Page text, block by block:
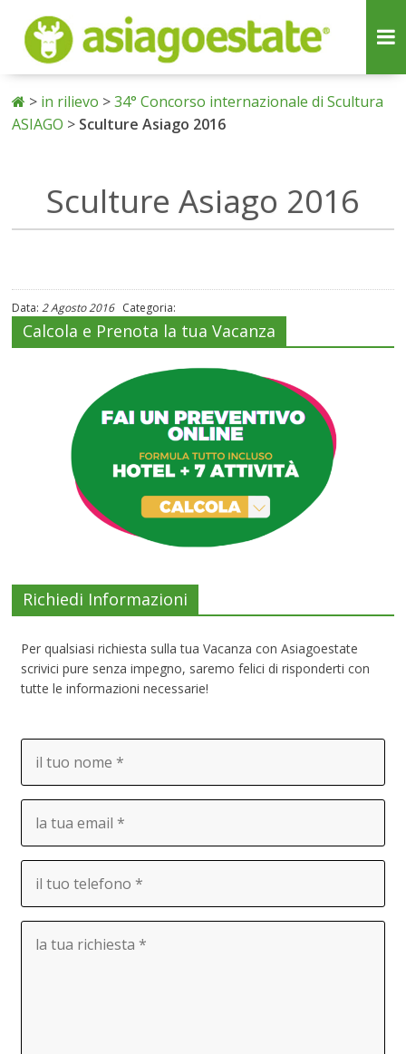
> in rilievo >34° Concorso internazionale di Scultura
ASIAGO > Sculture Asiago 2016
Sculture Asiago 2016
Data:2 Agosto 2016Categoria:
Calcola e Prenota la tua Vacanza
Richiedi Informazioni
Per qualsiasi richiesta sulla tua Vacanza con Asiagoestate
scrivici pure senza impegno, saremo felici di risponderti con
tutte le informazioni necessarie!